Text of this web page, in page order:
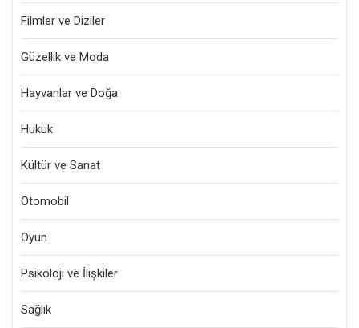
Filmler ve Diziler
Güzellik ve Moda
Hayvanlar ve Doğa
Hukuk
Kültür ve Sanat
Otomobil
Oyun
Psikoloji ve İlişkiler
Sağlık